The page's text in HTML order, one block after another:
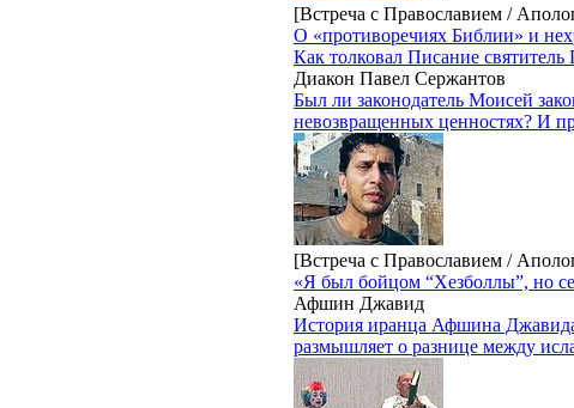
[Встреча с Православием /
О «противоречиях Библии» и
Как толковал Писание
Диакон Павел Сержантов
Был ли законодатель Моисей
невозвращенных ценностях? И
[Встреча с Православием /
«Я был бойцом “Хезболлы”, но
Афшин Джавид
История иранца Афшина Джавида
размышляет о разнице между